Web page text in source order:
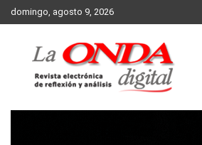
Skip
to
domingo, agosto 9, 2026